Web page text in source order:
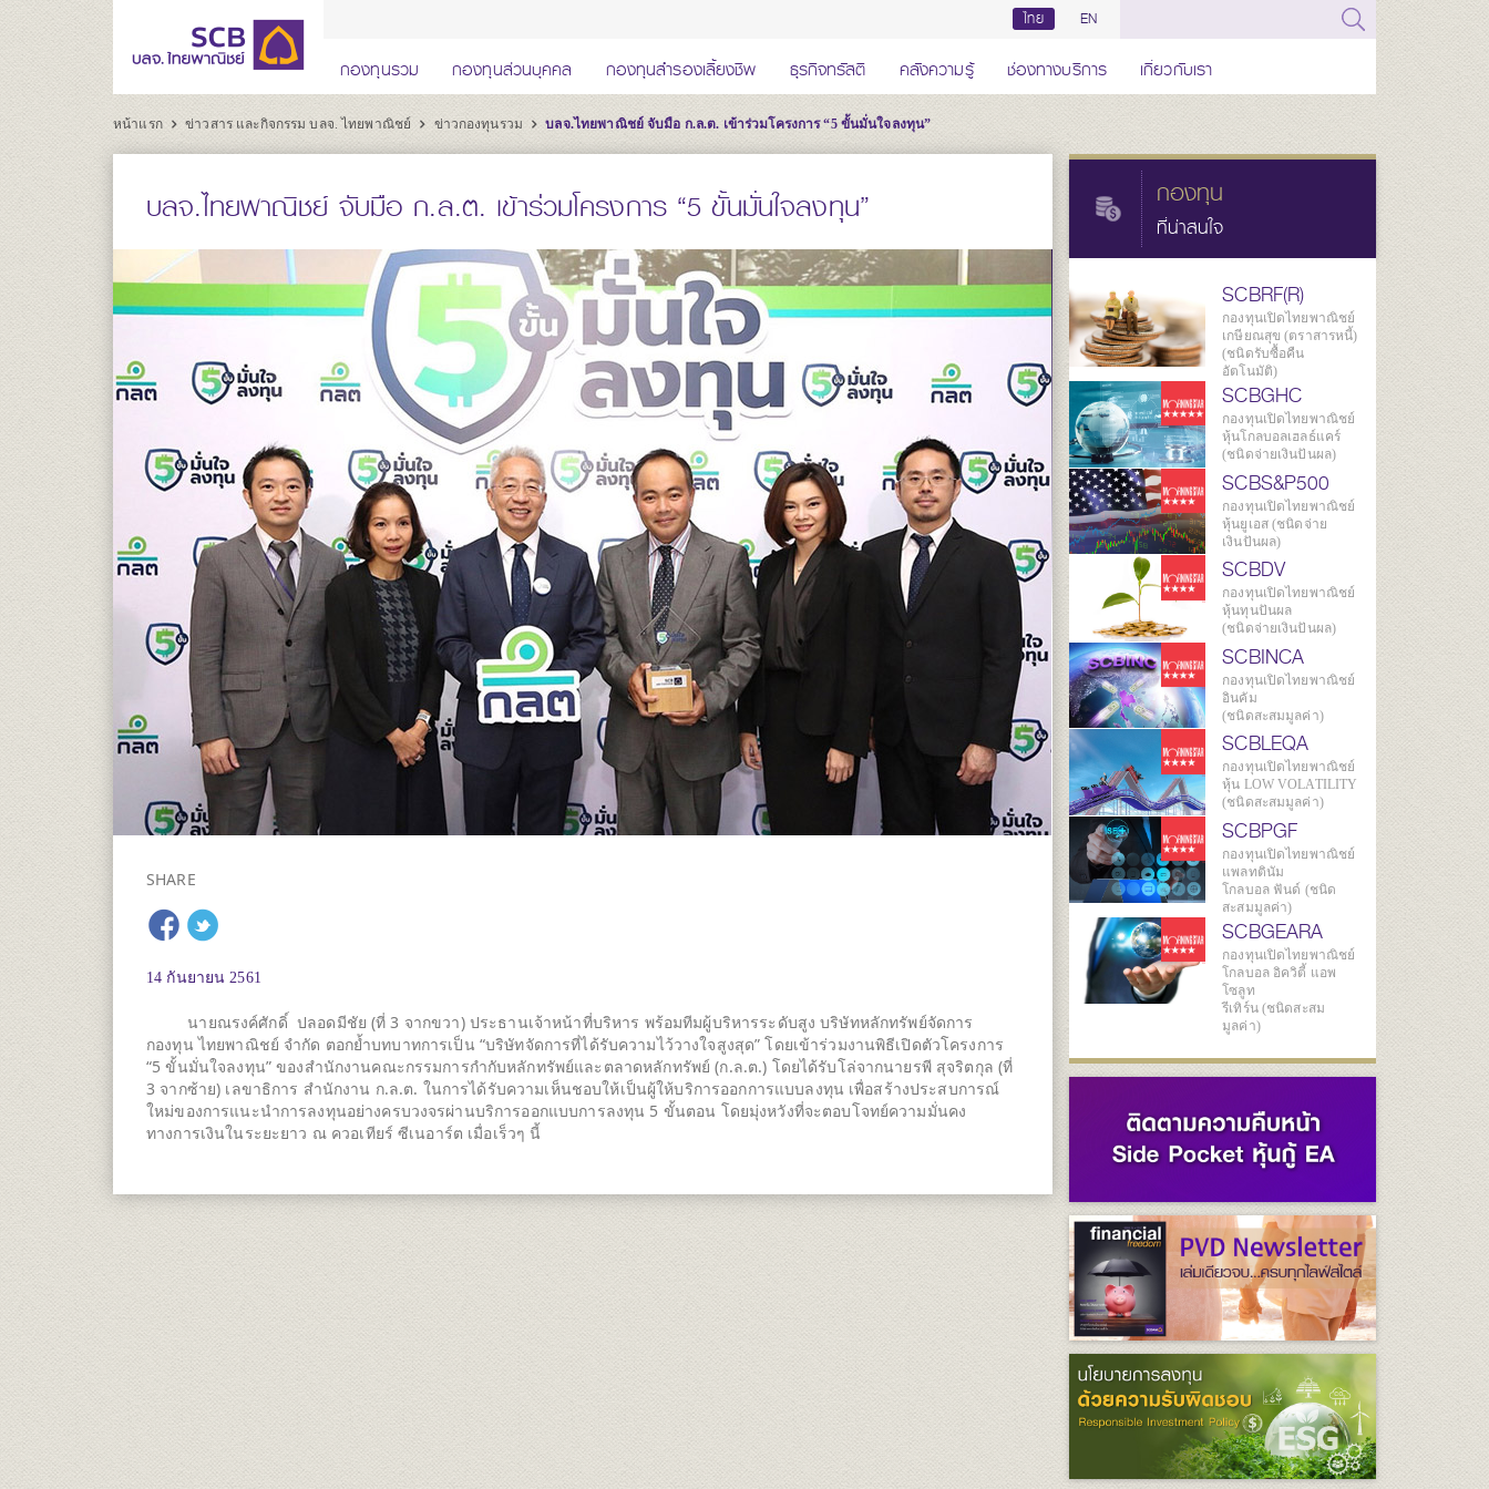
ไทย EN
กองทุนรวม กองทุนส่วนบุคคล กองทุนสำรองเลี้ยงชีพ ธุรกิจทรัสตี คลังความรู้ ช่องทางบริการ เกี่ยวกับเรา
หน้าแรก ข่าวสาร และกิจกรรม บลจ. ไทยพาณิชย์ ข่าวกองทุนรวม บลจ.ไทยพาณิชย์ จับมือ ก.ล.ต. เข้าร่วมโครงการ “5 ขั้นมั่นใจลงทุน”
บลจ.ไทยพาณิชย์ จับมือ ก.ล.ต. เข้าร่วมโครงการ “5 ขั้นมั่นใจลงทุน”
SHARE
14 กันยายน 2561
นายณรงค์ศักดิ์ ปลอดมีชัย (ที่ 3 จากขวา) ประธานเจ้าหน้าที่บริหาร พร้อมทีมผู้บริหารระดับสูง บริษัทหลักทรัพย์จัดการ
กองทุน ไทยพาณิชย์ จำกัด ตอกย้ำบทบาทการเป็น “บริษัทจัดการที่ได้รับความไว้วางใจสูงสุด” โดยเข้าร่วมงานพิธีเปิดตัวโครงการ
“5 ขั้นมั่นใจลงทุน” ของสำนักงานคณะกรรมการกำกับหลักทรัพย์และตลาดหลักทรัพย์ (ก.ล.ต.) โดยได้รับโล่จากนายรพี สุจริตกุล (ที่
3 จากซ้าย) เลขาธิการ สำนักงาน ก.ล.ต. ในการได้รับความเห็นชอบให้เป็นผู้ให้บริการออกการแบบลงทุน เพื่อสร้างประสบการณ์
ใหม่ของการแนะนำการลงทุนอย่างครบวงจรผ่านบริการออกแบบการลงทุน 5 ขั้นตอน โดยมุ่งหวังที่จะตอบโจทย์ความมั่นคง
ทางการเงินในระยะยาว ณ ควอเทียร์ ซีเนอาร์ต เมื่อเร็วๆ นี้
กองทุน
ที่น่าสนใจ
SCBRF(R)
กองทุนเปิดไทยพาณิชย์
เกษียณสุข (ตราสารหนี้)
(ชนิดรับซื้อคืน
อัตโนมัติ)
SCBGHC
กองทุนเปิดไทยพาณิชย์
หุ้นโกลบอลเฮลธ์แคร์
(ชนิดจ่ายเงินปันผล)
SCBS&P500
กองทุนเปิดไทยพาณิชย์
หุ้นยูเอส (ชนิดจ่าย
เงินปันผล)
SCBDV
กองทุนเปิดไทยพาณิชย์
หุ้นทุนปันผล
(ชนิดจ่ายเงินปันผล)
SCBINCA
กองทุนเปิดไทยพาณิชย์
อินคัม
(ชนิดสะสมมูลค่า)
SCBLEQA
กองทุนเปิดไทยพาณิชย์
หุ้น LOW VOLATILITY
(ชนิดสะสมมูลค่า)
SCBPGF
กองทุนเปิดไทยพาณิชย์
แพลทตินัม
โกลบอล ฟันด์ (ชนิด
สะสมมูลค่า)
SCBGEARA
กองทุนเปิดไทยพาณิชย์
โกลบอล อิควิตี้ แอพ
โซลูท
รีเทิร์น (ชนิดสะสม
มูลค่า)